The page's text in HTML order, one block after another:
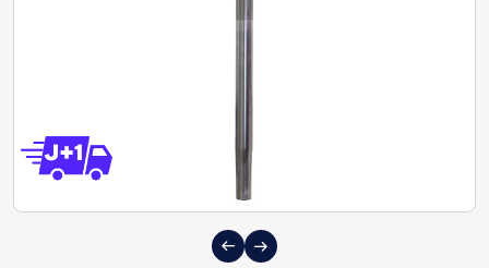
Previous
Next